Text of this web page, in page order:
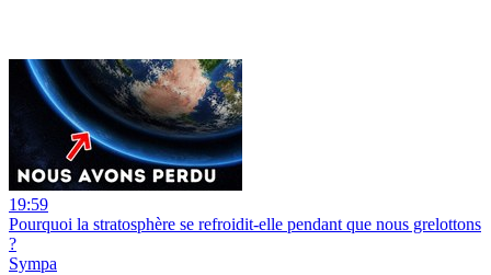
19:59
Pourquoi la stratosphère se refroidit-elle pendant que nous grelottons
?
Sympa